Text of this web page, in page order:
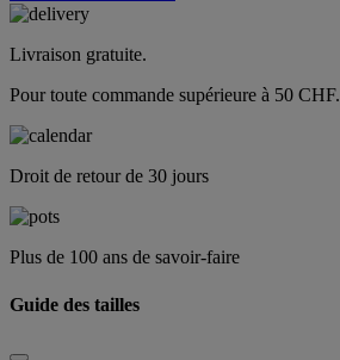
Livraison gratuite.
Pour toute commande supérieure à 50 CHF.
Droit de retour de 30 jours
Plus de 100 ans de savoir-faire
Guide des tailles